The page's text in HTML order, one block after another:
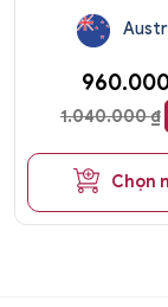
1.040.000₫
Chọn